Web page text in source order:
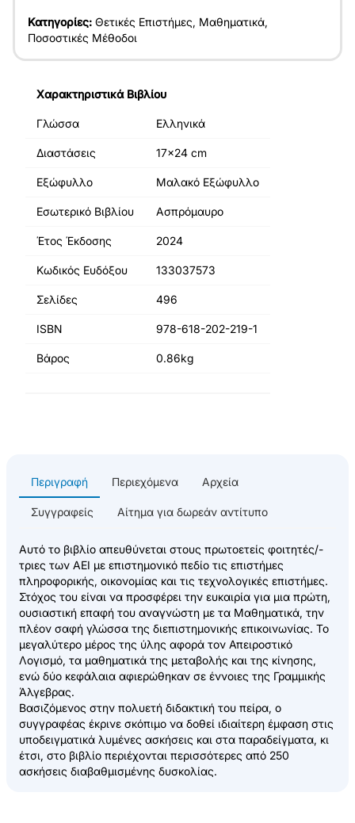
Κατηγορίες: Θετικές Επιστήμες, Μαθηματικά,
Ποσοστικές Μέθοδοι
Χαρακτηριστικά Βιβλίου
Γλώσσα Ελληνικά
Διαστάσεις 17x24 cm
Εξώφυλλο Μαλακό Εξώφυλλο
Εσωτερικό Βιβλίου Ασπρόμαυρο
Έτος Έκδοσης 2024
Κωδικός Ευδόξου 133037573
Σελίδες 496
ISBN 978-618-202-219-1
Βάρος 0.86kg
Περιγραφή Περιεχόμενα Αρχεία
Συγγραφείς Αίτημα για δωρεάν αντίτυπο
Αυτό το βιβλίο απευθύνεται στους πρωτοετείς φοιτητές/-
τριες των ΑΕΙ με επιστημονικό πεδίο τις επιστήμες
πληροφορικής, οικονομίας και τις τεχνολογικές επιστήμες.
Στόχος του είναι να προσφέρει την ευκαιρία για μια πρώτη,
ουσιαστική επαφή του αναγνώστη με τα Μαθηματικά, την
πλέον σαφή γλώσσα της διεπιστημονικής επικοινωνίας. Το
μεγαλύτερο μέρος της ύλης αφορά τον Απειροστικό
Λογισμό, τα μαθηματικά της μεταβολής και της κίνησης,
ενώ δύο κεφάλαια αφιερώθηκαν σε έννοιες της Γραμμικής
Άλγεβρας.
Βασιζόμενος στην πολυετή διδακτική του πείρα, ο
συγγραφέας έκρινε σκόπιμο να δοθεί ιδιαίτερη έμφαση στις
υποδειγματικά λυμένες ασκήσεις και στα παραδείγματα, κι
έτσι, στο βιβλίο περιέχονται περισσότερες από 250
ασκήσεις διαβαθμισμένης δυσκολίας.